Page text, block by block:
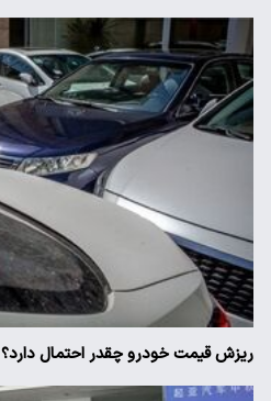
ریزش قیمت خودرو چقدر احتمال دارد؟